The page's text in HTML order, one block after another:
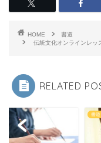
HOME
書道
伝統文化オンラインレッ
RELATED
書道